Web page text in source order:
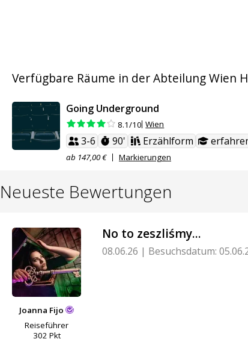
Verfügbare Räume in der Abteilung Wien
Going Underground
8.1/10 Wien
3-6 90' Erzählform
ab 147,00 €
Markierungen
Neueste Bewertungen
Joanna Fijo
Reiseführer
302 Pkt
No to zeszliśmy...
08.06.26 | Besuchsdatum: